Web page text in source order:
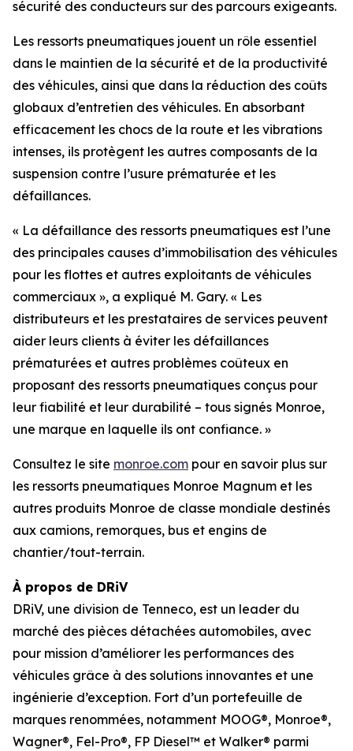
sécurité des conducteurs sur des parcours exigeants.
Les ressorts pneumatiques jouent un rôle essentiel
dans le maintien de la sécurité et de la productivité
des véhicules, ainsi que dans la réduction des coûts
globaux d’entretien des véhicules. En absorbant
efficacement les chocs de la route et les vibrations
intenses, ils protègent les autres composants de la
suspension contre l’usure prématurée et les
défaillances.
« La défaillance des ressorts pneumatiques est l’une
des principales causes d’immobilisation des véhicules
pour les flottes et autres exploitants de véhicules
commerciaux », a expliqué M. Gary. « Les
distributeurs et les prestataires de services peuvent
aider leurs clients à éviter les défaillances
prématurées et autres problèmes coûteux en
proposant des ressorts pneumatiques conçus pour
leur fiabilité et leur durabilité – tous signés Monroe,
une marque en laquelle ils ont confiance. »
Consultez le site monroe.com pour en savoir plus sur
les ressorts pneumatiques Monroe Magnum et les
autres produits Monroe de classe mondiale destinés
aux camions, remorques, bus et engins de
chantier/tout-terrain.
À propos de DRiV
DRiV, une division de Tenneco, est un leader du
marché des pièces détachées automobiles, avec
pour mission d’améliorer les performances des
véhicules grâce à des solutions innovantes et une
ingénierie d’exception. Fort d’un portefeuille de
marques renommées, notamment MOOG®, Monroe®,
Wagner®, Fel-Pro®, FP Diesel™ et Walker® parmi